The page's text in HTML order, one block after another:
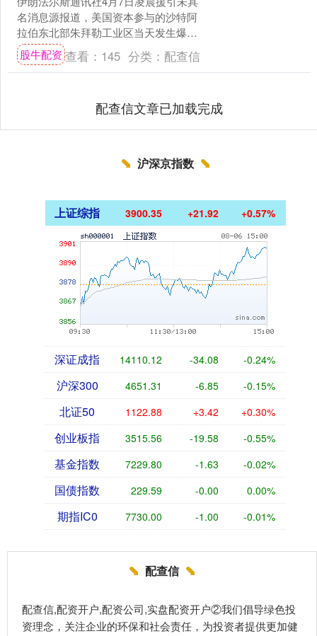
名消息源报道，美国资本参与的沙特阿
拉伯东北部朱拜勒工业区当天发生爆
炸，系遭到大范围打击。....
股牛配资 查看： 145 分类： 配查信
配查信文章已加载完成
沪深京指数
上证综指 3900.35 +21.92 +0.57%
深证成指 14110.12 -34.08 -0.24%
沪深300 4651.31 -6.85 -0.15%
北证50 1122.88 +3.42 +0.30%
创业板指 3515.56 -19.58 -0.55%
基金指数 7229.80 -1.63 -0.02%
国债指数 229.59 -0.00 0.00%
期指IC0 7730.00 -1.00 -0.01%
配查信
配查信,配资开户,配资公司,实盘配资开户②我们倡导绿色投
资理念，关注企业的环保和社会责任，为投资者提供更加健